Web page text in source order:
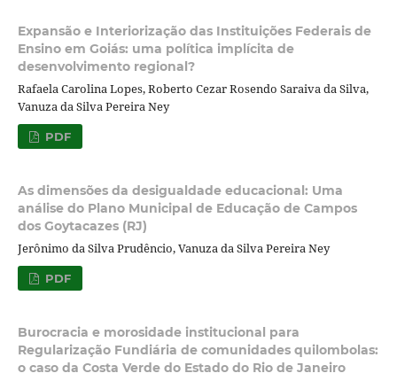
Expansão e Interiorização das Instituições Federais de
Ensino em Goiás: uma política implícita de
desenvolvimento regional?
Rafaela Carolina Lopes, Roberto Cezar Rosendo Saraiva da Silva,
Vanuza da Silva Pereira Ney
PDF
As dimensões da desigualdade educacional: Uma
análise do Plano Municipal de Educação de Campos
dos Goytacazes (RJ)
Jerônimo da Silva Prudêncio, Vanuza da Silva Pereira Ney
PDF
Burocracia e morosidade institucional para
Regularização Fundiária de comunidades quilombolas:
o caso da Costa Verde do Estado do Rio de Janeiro